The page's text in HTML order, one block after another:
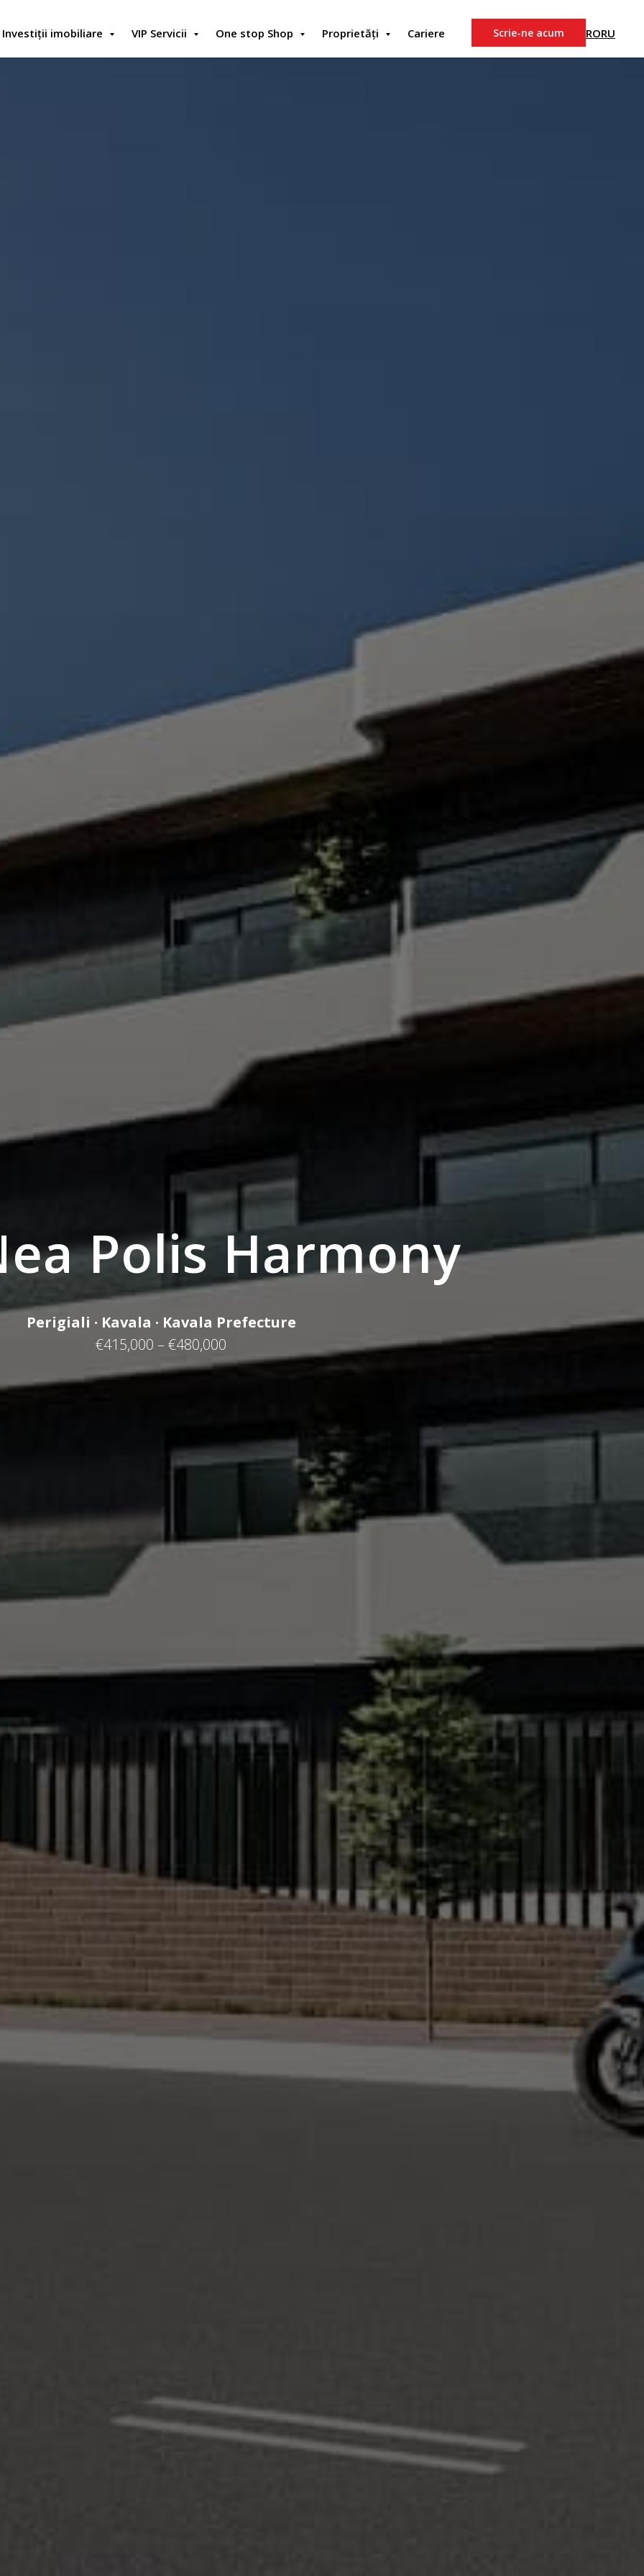
Investiții imobiliare VIP Servicii One stop Shop Proprietăți Cariere Scrie-ne acum RORU
Polis Harmony
Perigiali · Kavala · Kavala Prefecture
€415,000 – €480,000